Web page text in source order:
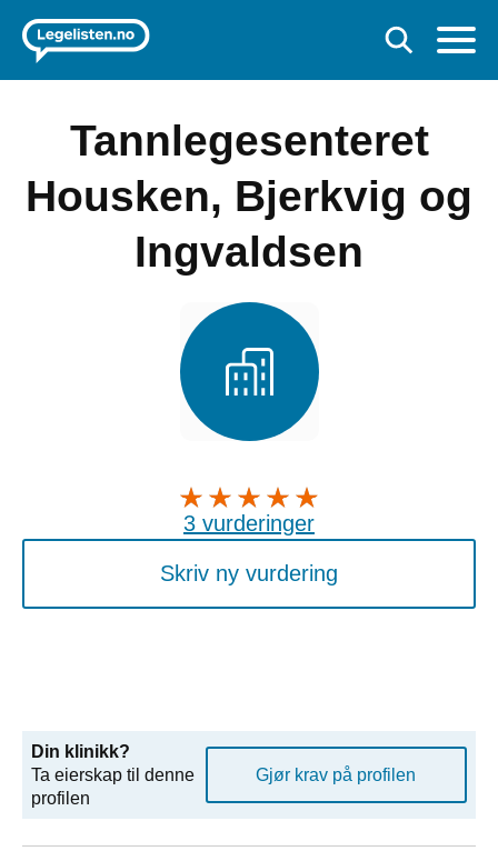
Tannlegesenteret
Housken, Bjerkvig og
Ingvaldsen
3 vurderinger
Skriv ny vurdering
Din klinikk?
Ta eierskap til denne
profilen
Gjør krav på profilen